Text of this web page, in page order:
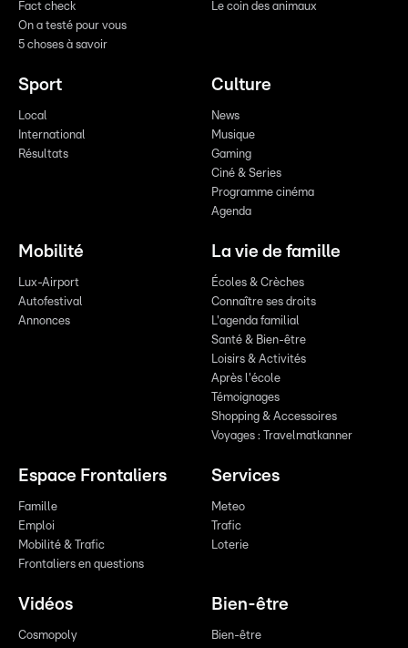
Fact check
On a testé pour vous
5 choses à savoir
Le coin des animaux
Sport
Local
International
Résultats
Culture
News
Musique
Gaming
Ciné & Series
Programme cinéma
Agenda
Mobilité
Lux-Airport
Autofestival
Annonces
La vie de famille
Écoles & Crèches
Connaître ses droits
L'agenda familial
Santé & Bien-être
Loisirs & Activités
Après l'école
Témoignages
Shopping & Accessoires
Voyages : Travelmatkanner
Espace Frontaliers
Famille
Emploi
Mobilité & Trafic
Frontaliers en questions
Services
Meteo
Trafic
Loterie
Vidéos
Cosmopoly
Bien-être
Bien-être